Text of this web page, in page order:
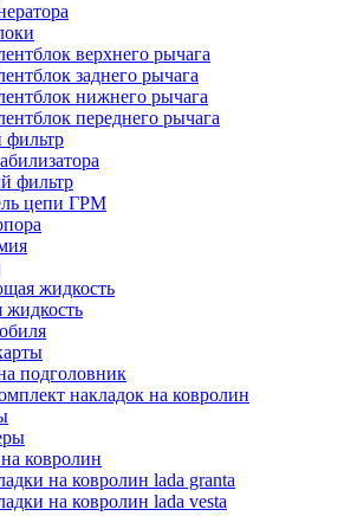
верхнего рычага
заднего рычага
нижнего рычага
переднего рычага
фильтр
цепи ГРМ
жидкость
жидкость
подголовник
накладок на ковролин
ковролин
на ковролин lada granta
на ковролин lada vesta